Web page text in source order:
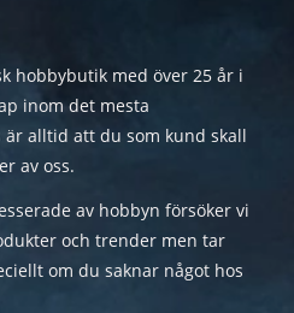
hobbybutik med över 25 år i
inom det mesta
alltid att du som kund skall
av oss.
av hobbyn försöker vi
och trender men tar
om du saknar något hos